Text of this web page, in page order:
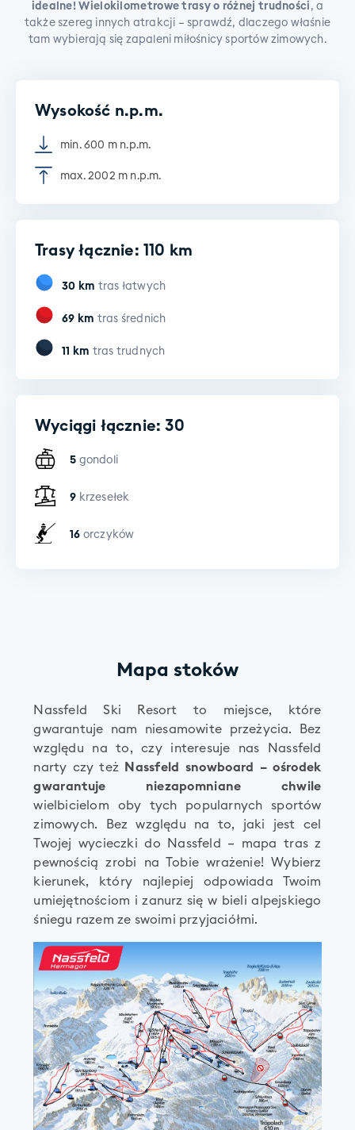
idealne! Wielokilometrowe trasy o różnej trudności , a
także szereg innych atrakcji – sprawdź, dlaczego właśnie
tam wybierają się zapaleni miłośnicy sportów zimowych.
Wysokość n.p.m.
min. 600 m n.p.m.
max. 2002 m n.p.m.
Trasy łącznie: 110 km
30 km tras łatwych
69 km tras średnich
11 km tras trudnych
Wyciągi łącznie: 30
5 gondoli
9 krzesełek
16 orczyków
Mapa stoków
Nassfeld Ski Resort to miejsce, które
gwarantuje nam niesamowite przeżycia. Bez
względu na to, czy interesuje nas Nassfeld
narty czy też
Nassfeld snowboard – ośrodek
gwarantuje niezapomniane chwile
wielbicielom oby tych popularnych sportów
zimowych. Bez względu na to, jaki jest cel
Twojej wycieczki do Nassfeld – mapa tras z
pewnością zrobi na Tobie wrażenie! Wybierz
kierunek, który najlepiej odpowiada Twoim
umiejętnościom i zanurz się w bieli alpejskiego
śniegu razem ze swoimi przyjaciółmi.